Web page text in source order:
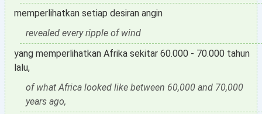
memperlihatkan setiap desiran angin
revealed every ripple of wind
yang memperlihatkan Afrika sekitar 60.000 - 70.000 tahun
lalu,
of what Africa looked like between 60,000 and 70,000
years ago,